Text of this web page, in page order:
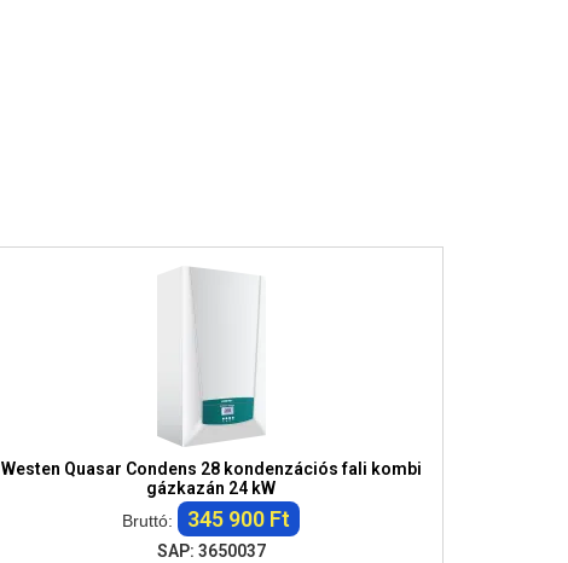
Westen Quasar Condens 28 kondenzációs fali kombi
gázkazán 24 kW
Bruttó:
345 900 Ft
SAP: 3650037